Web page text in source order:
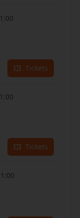
Tickets
Tickets